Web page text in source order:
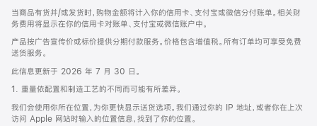
当商品有货并/或发货时，购物金额将计入你的信用卡、支付宝或微信分付账单。相关财
务费用将显示在你的信用卡对账单、支付宝或微信账户中。
产品按广告宣传价或标价提供分期付款服务。价格包含增值税。所有订单均可享受免费
送货服务。
此信息更新于 2026 年 7 月 30 日。
1. 重量依配置和制造工艺的不同而可能有所差异。
我们会使用你所在位置，为你更快显示送货选项。我们通过你的 IP 地址，或者你在上次
访问 Apple 网站时输入的位置信息，找到了你的位置。